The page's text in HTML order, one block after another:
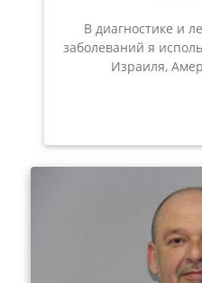
В диагностике и
заболеваний я
Израиля,